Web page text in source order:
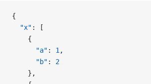
{
  "x"
: [
    {
      "a"
: 1 ,
      "b"
: 2
    },